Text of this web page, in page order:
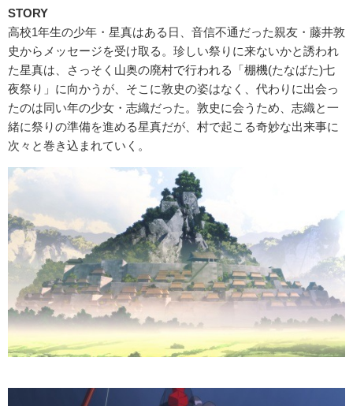
STORY
高校1年生の少年・星真はある日、音信不通だった親友・藤井敦
史からメッセージを受け取る。珍しい祭りに来ないかと誘われ
た星真は、さっそく山奥の廃村で行われる「棚機(たなばた)七
夜祭り」に向かうが、そこに敦史の姿はなく、代わりに出会っ
たのは同い年の少女・志織だった。敦史に会うため、志織と一
緒に祭りの準備を進める星真だが、村で起こる奇妙な出来事に
次々と巻き込まれていく。